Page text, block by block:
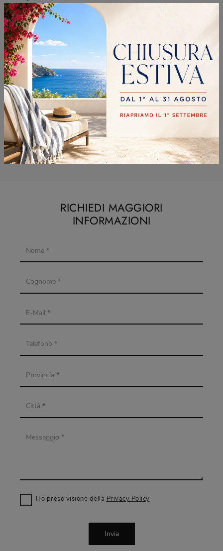
Cernusco Sul Naviglio
Desio
CONTINUA A NAVIGARE
Letti Twils Cernusco Sul Naviglio
Letti Twils Cologno Monzese
Letti Twils Desio Letti Twils Monza
RICHIEDI MAGGIORI
INFORMAZIONI
Ho preso visione della Privacy Policy
Invia